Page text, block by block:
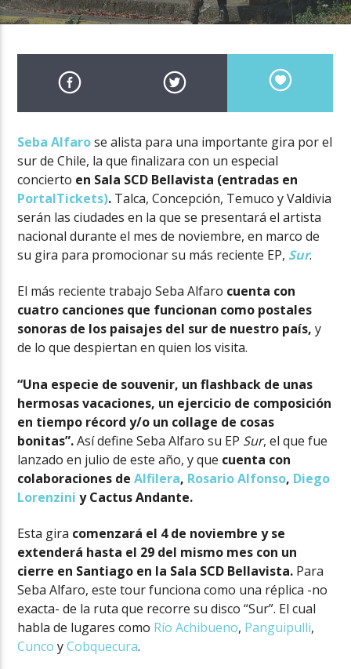
Seba Alfarose alista para una importante gira por el
sur de Chile, la que finalizara con un especial
concierto en Sala SCD Bellavista (entradas en
PortalTickets). Talca, Concepción, Temuco y Valdivia
serán las ciudades en la que se presentará el artista
nacional durante el mes de noviembre, en marco de
su gira para promocionar su más reciente EP, Sur.
El más reciente trabajo Seba Alfaro cuenta con
cuatro canciones que funcionan como postales
sonoras de los paisajes del sur de nuestro país,y
de lo que despiertan en quien los visita.
“Una especie de souvenir, un flashback de unas
hermosas vacaciones, un ejercicio de composición
en tiempo récord y/o un collage de cosas
bonitas”.Así define Seba Alfaro su EP Sur, el que fue
lanzado en julio de este año, y que cuenta con
colaboraciones deAlfilera, Rosario Alfonso, Diego
Lorenzini y Cactus Andante.
Esta gira comenzará el 4 de noviembre y se
extenderá hasta el 29 del mismo mes con un
cierre en Santiago en la Sala SCD Bellavista. Para
Seba Alfaro, este tour funciona como una réplica -no
exacta- de la ruta que recorre su disco “Sur”. El cual
habla de lugares como Río Achibueno, Panguipulli,
Cunco yCobquecura.